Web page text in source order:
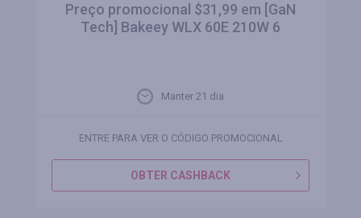
Preço promocional $31,99 em [GaN
Tech] Bakeey WLX 60E 210W 6
Manter 21 dia
ENTRE PARA VER O CÓDIGO PROMOCIONAL
OBTER CASHBACK